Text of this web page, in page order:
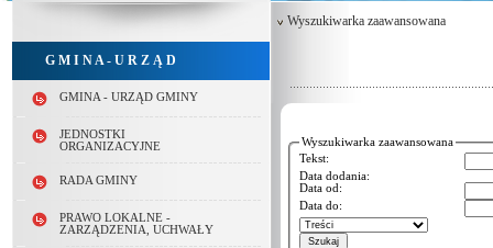
G M I N A - U R Z Ą D
GMINA - URZĄD GMINY
JEDNOSTKI
ORGANIZACYJNE
RADA GMINY
PRAWO LOKALNE -
ZARZĄDZENIA, UCHWAŁY
Wyszukiwarka zaawansowana
Wyszukiwarka zaawansowana
Tekst:
Data dodania:
Data od:
Data do: